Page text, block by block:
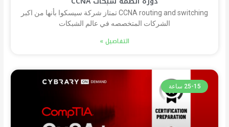
CCNA routing and switching تمتاز شركة سيسكوا بأنها من اكبر
الشركات المتخصصه في عالم الشبكات
التفاصيل »
25-15 ساعة